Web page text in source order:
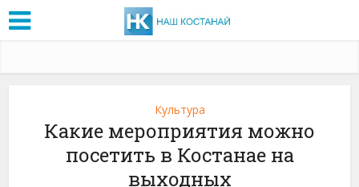
Культура
Какие мероприятия можно
посетить в Костанае на
выходных